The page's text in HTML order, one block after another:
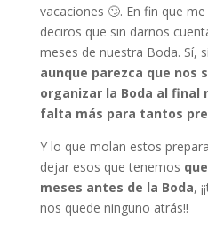
vacaciones 🙄. En fin que
deciros que sin darnos
meses de nuestra Boda. Sí,
aunque parezca que nos
organizar la Boda al final
falta más para tantos
Y lo que molan estos
dejar esos que tenemos
meses antes de la Boda,
nos quede ninguno atrás!!